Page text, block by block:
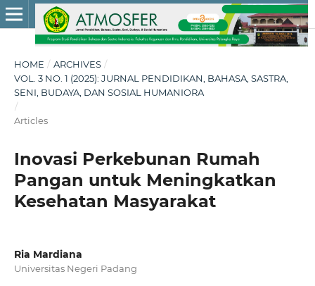
HOME / ARCHIVES /
VOL. 3 NO. 1 (2025): JURNAL PENDIDIKAN, BAHASA, SASTRA,
SENI, BUDAYA, DAN SOSIAL HUMANIORA
/
Articles
Inovasi Perkebunan Rumah
Pangan untuk Meningkatkan
Kesehatan Masyarakat
Ria Mardiana
Universitas Negeri Padang